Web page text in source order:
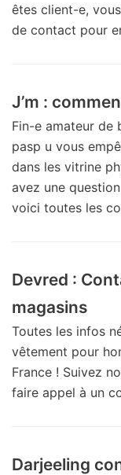
êtes client-e,
de contact pour
J’m :
Fin-e amateur de
pasp u vous
dans les vitrine
avez une
voici toutes les
Devred :
magasins
Toutes les infos
vêtement pour
France ! Suivez
faire appel à un
Darjeeling